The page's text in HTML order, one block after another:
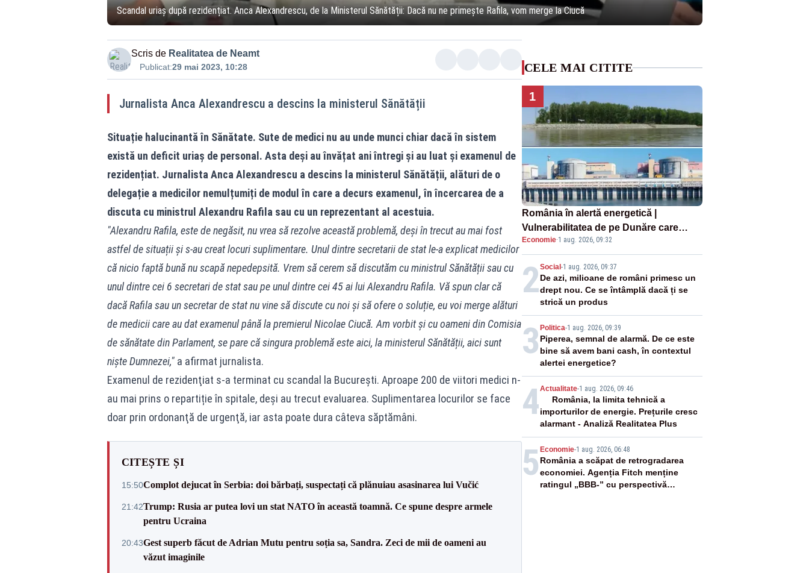
Scandal uriaș după rezidențiat. Anca Alexandrescu, de la Ministerul Sănătății: Dacă nu ne primește Rafila, vom merge la Ciucă
Scris de Realitatea de Neamt
Publicat:29 mai 2023, 10:28
Jurnalista Anca Alexandrescu a descins la ministerul Sănătății
Situație halucinantă în Sănătate. Sute de medici nu au unde munci chiar dacă în sistem
există un deficit uriaș de personal. Asta deși au învățat ani întregi și au luat și examenul de
rezidențiat. Jurnalista Anca Alexandrescu a descins la ministerul Sănătății, alături de o
delegație a medicilor nemulțumiți de modul în care a decurs examenul, în încercarea de a
discuta cu ministrul Alexandru Rafila sau cu un reprezentant al acestuia.
"Alexandru Rafila, este de negăsit, nu vrea să rezolve această problemă, deși în trecut au mai fost
astfel de situații și s-au creat locuri suplimentare. Unul dintre secretarii de stat le-a explicat medicilor
că nicio faptă bună nu scapă nepedepsită. Vrem să cerem să discutăm cu ministrul Sănătății sau cu
unul dintre cei 6 secretari de stat sau pe unul dintre cei 45 ai lui Alexandru Rafila. Vă spun clar că
dacă Rafila sau un secretar de stat nu vine să discute cu noi și să ofere o soluție, eu voi merge alături
de medicii care au dat examenul până la premierul Nicolae Ciucă. Am vorbit și cu oameni din Comisia
de sănătate din Parlament, se pare că singura problemă este aici, la ministerul Sănătății, aici sunt
niște Dumnezei,"a afirmat jurnalista.
Examenul de rezidenţiat s-a terminat cu scandal la Bucureşti. Aproape 200 de viitori medici n-
au mai prins o repartiție în spitale, deşi au trecut evaluarea. Suplimentarea locurilor se face
doar prin ordonanţă de urgenţă, iar asta poate dura câteva săptămâni.
CITEȘTE ȘI
15:50Complot dejucat în Serbia: doi bărbați, suspectați că plănuiau asasinarea lui Vučić
21:42Trump: Rusia ar putea lovi un stat NATO în această toamnă. Ce spune despre armele
pentru Ucraina
20:43Gest superb făcut de Adrian Mutu pentru soția sa, Sandra. Zeci de mii de oameni au
văzut imaginile
CELE MAI CITITE
1
România în alertă energetică |
Vulnerabilitatea de pe Dunăre care
pune în pericol Centrala Cernavodă era
cunoscută de pe vremea lui Ceaușescu
Economie·1 aug. 2026, 09:32
2Social -1 aug. 2026, 09:37
De azi, milioane de români primesc un
drept nou. Ce se întâmplă dacă ți se
strică un produs
3 Politica-1 aug. 2026, 09:39
Piperea, semnal de alarmă. De ce este
bine să avem bani cash, în contextul
alertei energetice?
4Actualitate-1 aug. 2026, 09:46
România, la limita tehnică a
importurilor de energie. Prețurile cresc
alarmant - Analiză Realitatea Plus
5 Economie-1 aug. 2026, 06:48
România a scăpat de retrogradarea
economiei. Agenția Fitch menține
ratingul „BBB-” cu perspectivă